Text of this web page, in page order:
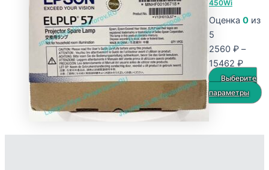
Опции
можно
выбрать
на
странице
товара.
450Wi
Оценка 0 из
5
2560 ₽ –
15462 ₽
цен:
2560
–
Выберите
параметры